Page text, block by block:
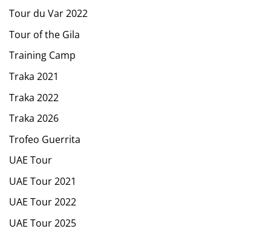
Tour du Var 2022
Tour of the Gila
Training Camp
Traka 2021
Traka 2022
Traka 2026
Trofeo Guerrita
UAE Tour
UAE Tour 2021
UAE Tour 2022
UAE Tour 2025